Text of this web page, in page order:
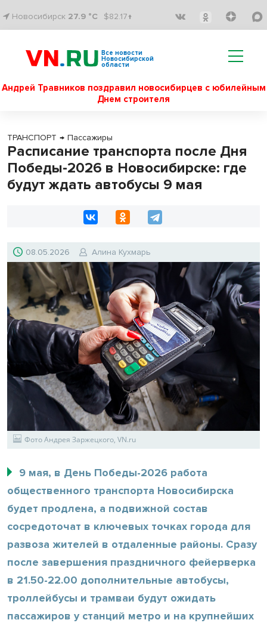
Новосибирск 27.9 °C $82.17↑
Все новости
Новосибирской
области
Андрей Травников поздравил новосибирцев с юбилейным
Днем строителя
ТРАНСПОРТ → Пассажиры
Расписание транспорта после Дня
Победы-2026 в Новосибирске: где
будут ждать автобусы 9 мая
08.05.2026 Алина Кухмарь
Фото Андрея Заржецкого, VN.ru
9 мая, в День Победы-2026 работа
общественного транспорта Новосибирска
будет продлена, а подвижной состав
сосредоточат в ключевых точках города для
развоза жителей в отдаленные районы. Сразу
после завершения праздничного фейерверка
в 21.50-22.00 дополнительные автобусы,
троллейбусы и трамваи будут ожидать
пассажиров у станций метро и на крупнейших